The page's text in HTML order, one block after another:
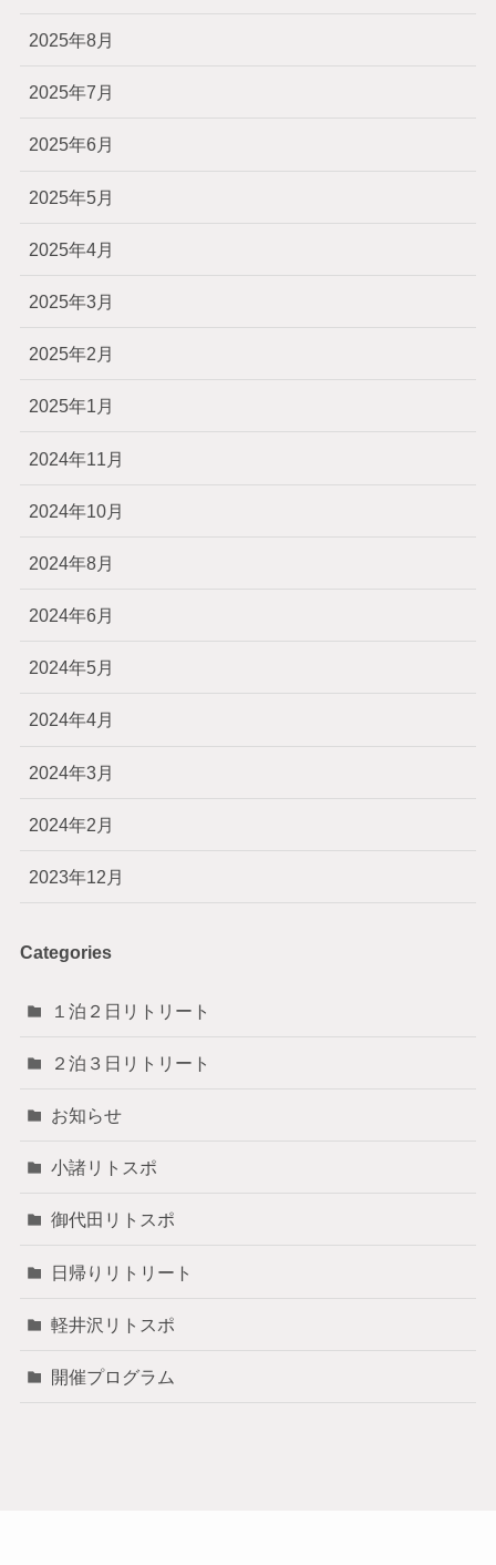
2025年8月
2025年7月
2025年6月
2025年5月
2025年4月
2025年3月
2025年2月
2025年1月
2024年11月
2024年10月
2024年8月
2024年6月
2024年5月
2024年4月
2024年3月
2024年2月
2023年12月
Categories
１泊２日リトリート
２泊３日リトリート
お知らせ
小諸リトスポ
御代田リトスポ
日帰りリトリート
軽井沢リトスポ
開催プログラム